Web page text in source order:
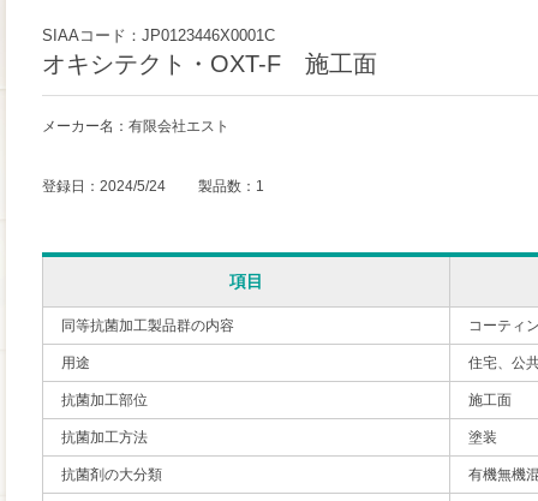
SIAAコード：JP0123446X0001C
オキシテクト・OXT-F 施工面
メーカー名：有限会社エスト
登録日：2024/5/24 製品数：1
項目
同等抗菌加工製品群の内容 コーティ
用途 住宅、公
抗菌加工部位 施工面
抗菌加工方法 塗装
抗菌剤の大分類 有機無機